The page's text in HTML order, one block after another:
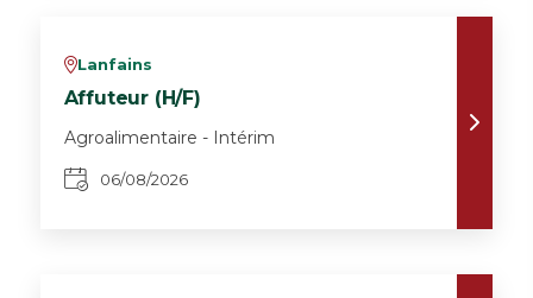
vLanfains
Affuteur (H/F)
Agroalimentaire - Intérim
06/08/2026